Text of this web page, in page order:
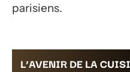
parisiens.
L’AVENIR DE LA